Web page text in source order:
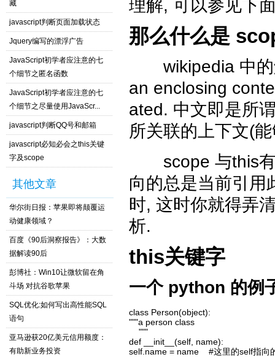
藏
javascript判断页面加载状态
Jquery编写的漂浮广告
JavaScript初学者应注意的七
个细节之匿名函数
JavaScript初学者应注意的七
个细节之尽量使用JavaScr...
javascript判断QQ号和邮箱
javascript必知必会之this关键
字及scope
其他文章
华尔街日报：苹果即将颠覆运
动健康领域？
百度《90后洞察报告》：大数
据解读90后
彭博社：Win10让微软留在角
斗场 对抗谷歌苹果
SQL优化:如何写出高性能SQL
语句
亚马逊获20亿美元信用额度：
有助新业务投资
理解, 可以参见下
那么什么是
wikipedia 中
an enclosing
ated. 中文即是所
所关联的上下文(
scope 与this
向的总是当前引用
时, 这时你就得弄
析.
this关键字
一个 python 的例
class Person(object):
"""a person class
    """
def __init__(self, name):
self.name = name    #这里的self指向